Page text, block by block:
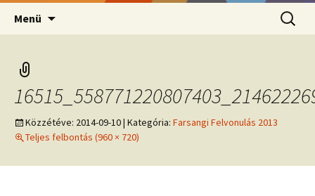
Menü
Közzétéve: 2014-09-10| Kategória: Farsangi Felvonulás 2013
Teljes felbontás (960 × 720)